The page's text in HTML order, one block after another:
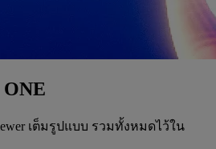
ONE
เต็มรูปแบบ รวมทั้งหมดไว้ใน